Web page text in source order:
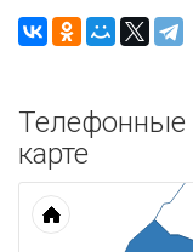
Телефонные
карте